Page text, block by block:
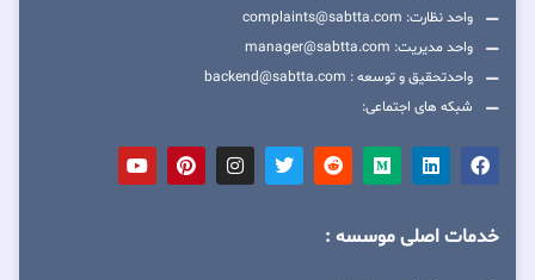
واحد نظارت: complaints@sabtta.com
واحد مدیریت: manager@sabtta.com
واحدتحقیق و توسعه : backend@sabtta.com
شبکه های اجتماعی:
خدمات اصلی موسسه :